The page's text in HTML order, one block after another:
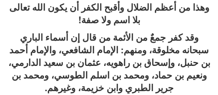
وهذا من أعظم الضلال وأقبح الكفر أن يكون الله تعالى
بلا اسم ولا صفة!
وقد كفر جمعٌ من الأئمة من قال إن أسماء الباري
سبحانه مخلوقة، ومنهم: الإمام الشافعي، والإمام أحمد
بن حنبل، وإسحاق بن راهويه، عثمان بن سعيد الدارمي،
ونعيم بن حماد، ومحمد بن اسلم الطوسي، ومحمد بن
جرير الطبري وابن خزيمة، وغيرهم.